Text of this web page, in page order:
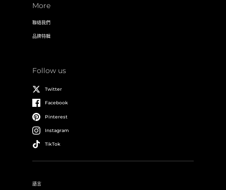
More
聯絡我們
品牌特輯
Follow us
Twitter
Facebook
Pinterest
Instagram
TikTok
語言